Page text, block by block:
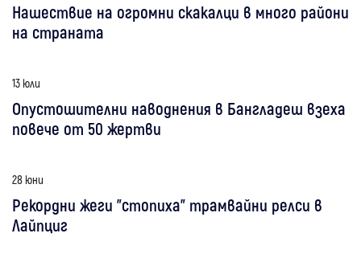
Нашествие на огромни скакалци в много райони
на страната
13 юли
Опустошителни наводнения в Бангладеш взеха
повече от 50 жертви
28 юни
Рекордни жеги "стопиха" трамвайни релси в
Лайпциг